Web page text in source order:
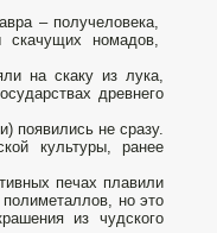
– получеловека,
номадов,
на скаку из лука,
древнего
появились не сразу.
культуры, ранее
печах плавили
но это
из чудского